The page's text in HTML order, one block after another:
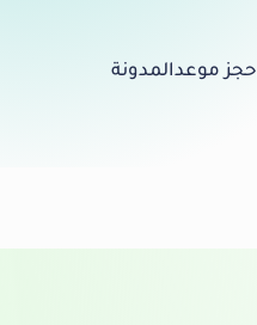
حجز موعدالمدونة